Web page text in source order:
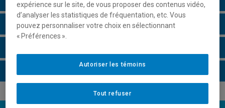
Horaire - Été 2026
expérience sur le site, de vous proposer des contenus vidéo,
d’analyser les statistiques de fréquentation, etc. Vous
pouvez personnaliser votre choix en sélectionnant
« Préférences ».
Tout refuser
Autoriser les témoins